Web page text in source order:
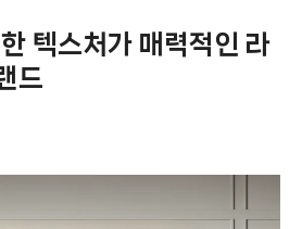
텍스처가 매력적인 라
드